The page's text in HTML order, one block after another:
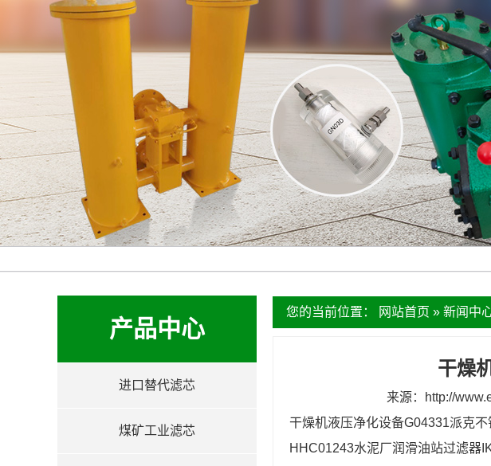
您的当前位置： 网站首页 » 新闻中
干燥
来源： http://
干燥机液压净化设备G04331派克
HHC01243水泥厂润滑油站过滤器
产品中心
进口替代滤芯
煤矿工业滤芯